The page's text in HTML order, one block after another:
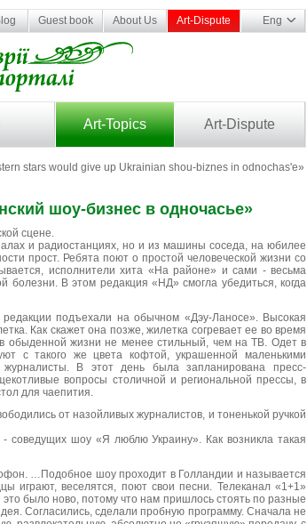
Guest book About Us Art-Dispute Eng
Art-Topics Art-Dispute
stars would give up Ukrainian shou-biznes in odnochas'e»
шоу-бизнес в одночасье»
сцене.
и радиостанциях, но и из машины соседа, на юбилее
прост. Ребята поют о простой человеческой жизни со
исполнители хита «На районе» и сами - весьма
В этом редакция «НД» смогла убедиться, когда
подъехали на обычном «Дэу-Ланосе». Высокая
Как скажет она позже, жилетка согревает ее во время
обыденной жизни не менее стильный, чем на ТВ. Одет в
с такого же цвета кофтой, украшенной маленькими
В этот день была запланирована пресс-
вопросы столичной и региональной прессы, в
для чаепития.
от назойливых журналистов, и тоненькой ручкой
соведущих шоу «Я люблю Украину». Как возникла такая
…Подобное шоу проходит в Голландии и называется
играют, веселятся, поют свои песни. Телеканал «1+1»
было ново, потому что нам пришлось стоять по разные
Согласились, сделали пробную программу. Сначала не